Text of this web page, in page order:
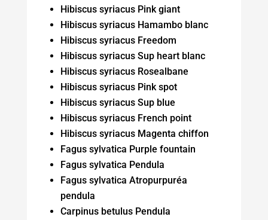
Hibiscus syriacus Pink giant
Hibiscus syriacus Hamambo blanc
Hibiscus syriacus Freedom
Hibiscus syriacus Sup heart blanc
Hibiscus syriacus Rosealbane
Hibiscus syriacus Pink spot
Hibiscus syriacus Sup blue
Hibiscus syriacus French point
Hibiscus syriacus Magenta chiffon
Fagus sylvatica Purple fountain
Fagus sylvatica Pendula
Fagus sylvatica Atropurpuréa
pendula
Carpinus betulus Pendula